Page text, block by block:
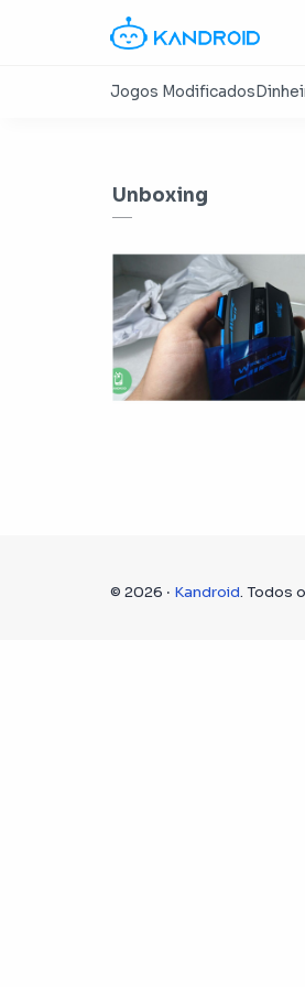
Unboxing
© 2026 ‧ Kandroid. Todos